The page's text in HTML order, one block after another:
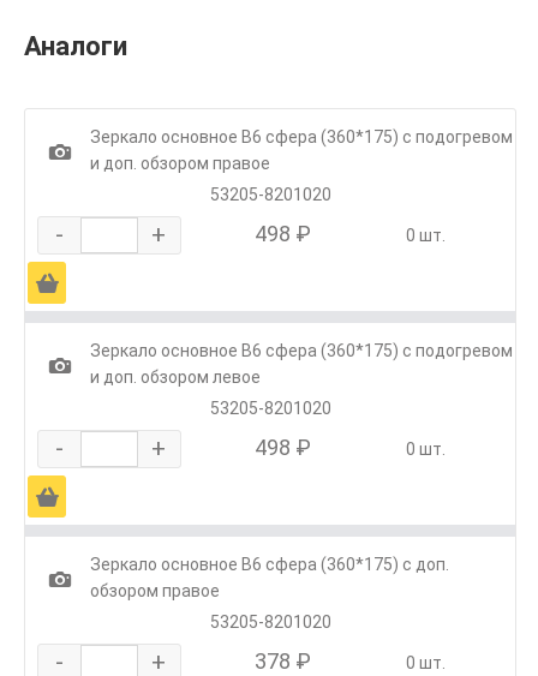
Аналоги
1
Зеркало основное В6 сфера (360*175) с подогревом
и доп. обзором правое
53205-8201020
- + 498 ₽ 0 шт.
Ä
1
Зеркало основное В6 сфера (360*175) с подогревом
и доп. обзором левое
53205-8201020
- + 498 ₽ 0 шт.
Ä
1
Зеркало основное В6 сфера (360*175) с доп.
обзором правое
53205-8201020
- + 378 ₽ 0 шт.